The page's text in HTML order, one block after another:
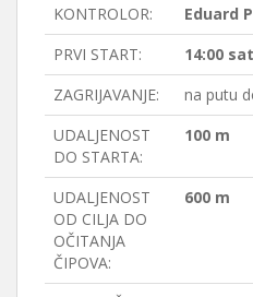
KONTROLOR:
Eduard
PRVI START:
14:00
ZAGRIJAVANJE:
na putu
UDALJENOST
DO STARTA:
100 m
UDALJENOST
OD CILJA DO
OČITANJA
ČIPOVA:
600 m